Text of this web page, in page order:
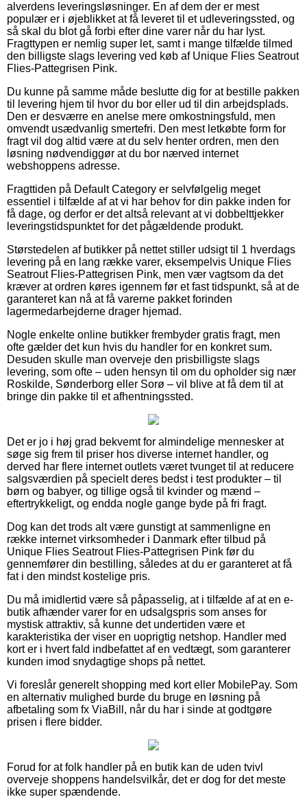
alverdens leveringsløsninger. En af dem der er mest
populær er i øjeblikket at få leveret til et udleveringssted, og
så skal du blot gå forbi efter dine varer når du har lyst.
Fragttypen er nemlig super let, samt i mange tilfælde tilmed
den billigste slags levering ved køb af Unique Flies Seatrout
Flies-Pattegrisen Pink.
Du kunne på samme måde beslutte dig for at bestille pakken
til levering hjem til hvor du bor eller ud til din arbejdsplads.
Den er desværre en anelse mere omkostningsfuld, men
omvendt usædvanlig smertefri. Den mest letkøbte form for
fragt vil dog altid være at du selv henter ordren, men den
løsning nødvendiggør at du bor nærved internet
webshoppens adresse.
Fragttiden på Default Category er selvfølgelig meget
essentiel i tilfælde af at vi har behov for din pakke inden for
få dage, og derfor er det altså relevant at vi dobbelttjekker
leveringstidspunktet for det pågældende produkt.
Størstedelen af butikker på nettet stiller udsigt til 1 hverdags
levering på en lang række varer, eksempelvis Unique Flies
Seatrout Flies-Pattegrisen Pink, men vær vagtsom da det
kræver at ordren køres igennem før et fast tidspunkt, så at de
garanteret kan nå at få varerne pakket forinden
lagermedarbejderne drager hjemad.
Nogle enkelte online butikker frembyder gratis fragt, men
ofte gælder det kun hvis du handler for en konkret sum.
Desuden skulle man overveje den prisbilligste slags
levering, som ofte – uden hensyn til om du opholder sig nær
Roskilde, Sønderborg eller Sorø – vil blive at få dem til at
bringe din pakke til et afhentningssted.
Det er jo i høj grad bekvemt for almindelige mennesker at
søge sig frem til priser hos diverse internet handler, og
derved har flere internet outlets været tvunget til at reducere
salgsværdien på specielt deres bedst i test produkter – til
børn og babyer, og tillige også til kvinder og mænd –
eftertrykkeligt, og endda nogle gange byde på fri fragt.
Dog kan det trods alt være gunstigt at sammenligne en
række internet virksomheder i Danmark efter tilbud på
Unique Flies Seatrout Flies-Pattegrisen Pink før du
gennemfører din bestilling, således at du er garanteret at få
fat i den mindst kostelige pris.
Du må imidlertid være så påpasselig, at i tilfælde af at en e-
butik afhænder varer for en udsalgspris som anses for
mystisk attraktiv, så kunne det undertiden være et
karakteristika der viser en uoprigtig netshop. Handler med
kort er i hvert fald indbefattet af en vedtægt, som garanterer
kunden imod snydagtige shops på nettet.
Vi foreslår generelt shopping med kort eller MobilePay. Som
en alternativ mulighed burde du bruge en løsning på
afbetaling som fx ViaBill, når du har i sinde at godtgøre
prisen i flere bidder.
Forud for at folk handler på en butik kan de uden tvivl
overveje shoppens handelsvilkår, det er dog for det meste
ikke super spændende.